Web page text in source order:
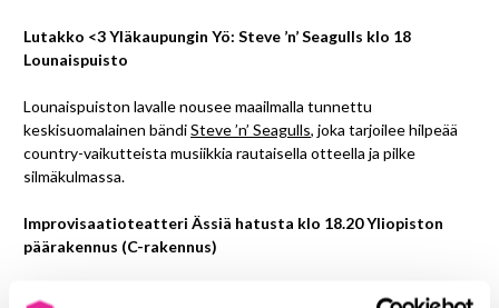
Lutakko <3 Yläkaupungin Yö: Steve ’n’ Seagulls klo 18
Lounaispuisto
Lounaispuiston lavalle nousee maailmalla tunnettu
keskisuomalainen bändiSteve ’n’ Seagulls, joka tarjoilee hilpeää
country-vaikutteista musiikkia rautaisella otteella ja pilke
silmäkulmassa.
Improvisaatioteatteri Ässiä hatusta klo 18.20 Yliopiston
päärakennus (C-rakennus)
tuo lavalle naapuruston